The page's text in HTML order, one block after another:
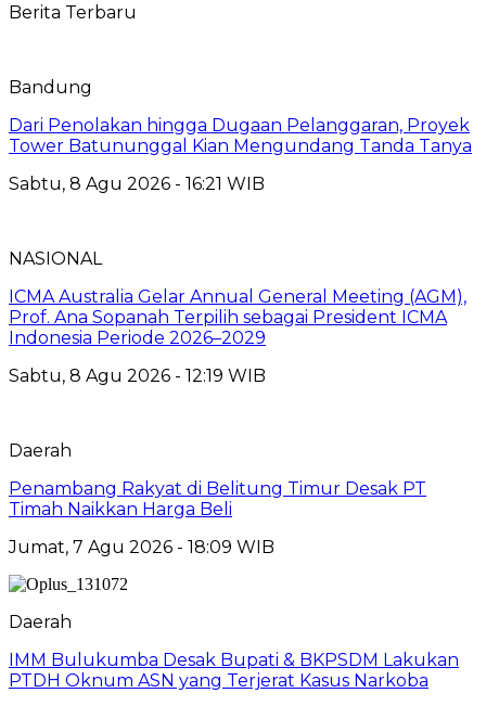
Berita Terbaru
Bandung
Dari Penolakan hingga Dugaan Pelanggaran, Proyek
Tower Batununggal Kian Mengundang Tanda Tanya
Sabtu, 8 Agu 2026 - 16:21 WIB
NASIONAL
ICMA Australia Gelar Annual General Meeting (AGM),
Prof. Ana Sopanah Terpilih sebagai President ICMA
Indonesia Periode 2026–2029
Sabtu, 8 Agu 2026 - 12:19 WIB
Daerah
Penambang Rakyat di Belitung Timur Desak PT
Timah Naikkan Harga Beli
Jumat, 7 Agu 2026 - 18:09 WIB
Daerah
IMM Bulukumba Desak Bupati & BKPSDM Lakukan
PTDH Oknum ASN yang Terjerat Kasus Narkoba